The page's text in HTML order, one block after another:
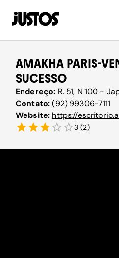
AMAKHA PARIS-
SUCESSO
Endereço: R. 51, N 100 -
Contato:(92) 99306-7111
Website: https://
3 (2)